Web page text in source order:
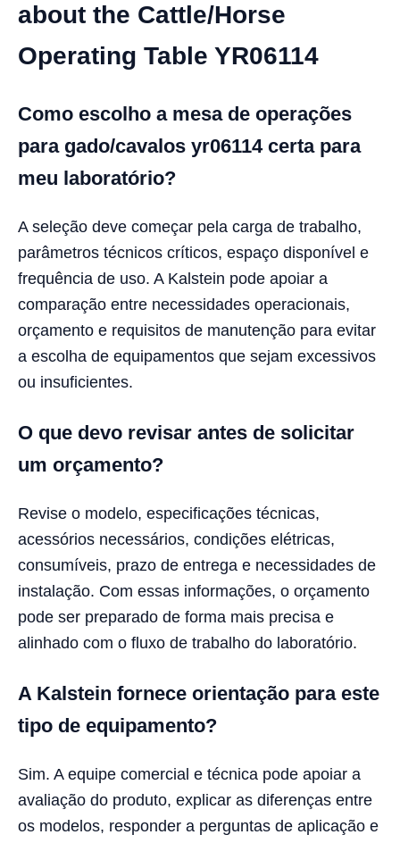
about the Cattle/Horse
Operating Table YR06114
Como escolho a mesa de operações
para gado/cavalos yr06114 certa para
meu laboratório?
A seleção deve começar pela carga de trabalho,
parâmetros técnicos críticos, espaço disponível e
frequência de uso. A Kalstein pode apoiar a
comparação entre necessidades operacionais,
orçamento e requisitos de manutenção para evitar
a escolha de equipamentos que sejam excessivos
ou insuficientes.
O que devo revisar antes de solicitar
um orçamento?
Revise o modelo, especificações técnicas,
acessórios necessários, condições elétricas,
consumíveis, prazo de entrega e necessidades de
instalação. Com essas informações, o orçamento
pode ser preparado de forma mais precisa e
alinhado com o fluxo de trabalho do laboratório.
A Kalstein fornece orientação para este
tipo de equipamento?
Sim. A equipe comercial e técnica pode apoiar a
avaliação do produto, explicar as diferenças entre
os modelos, responder a perguntas de aplicação e